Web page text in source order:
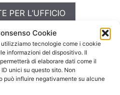
Cookie
tecnologie come i cookie
informazioni del dispositivo. Il
di elaborare dati come il
unici su questo sito. Non
può influire negativamente su alcune
PER L’UFFICIO